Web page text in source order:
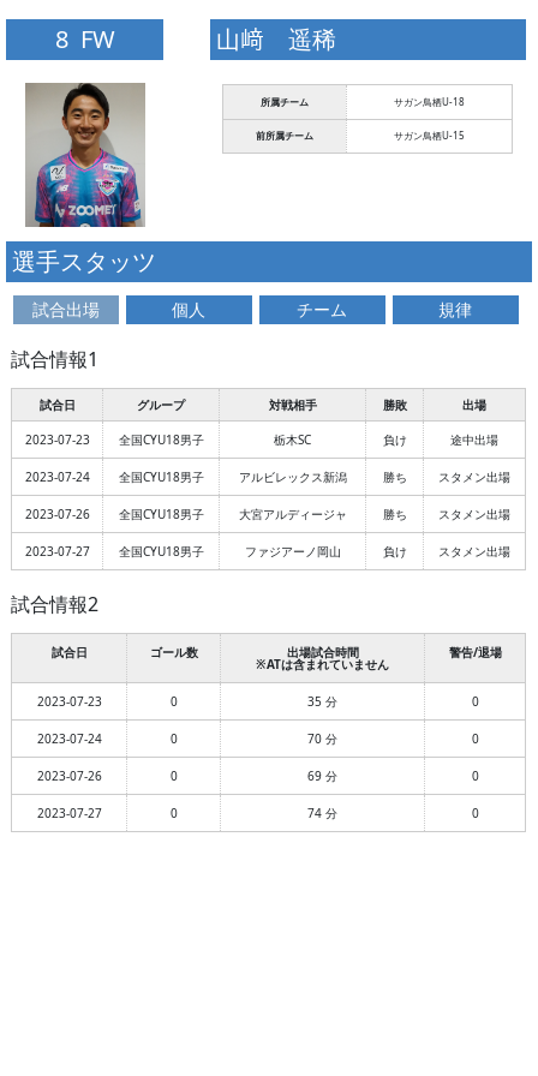
8 FW 山﨑 遥稀
所属チーム サガン鳥栖U-18
前所属チーム サガン鳥栖U-15
選手スタッツ
試合出場 個人 チーム 規律
試合情報1
試合日 グループ 対戦相手 勝敗 出場
2023-07-23 全国CYU18男子 栃木SC 負け 途中出場
2023-07-24 全国CYU18男子 アルビレックス新潟 勝ち スタメン出場
2023-07-26 全国CYU18男子 大宮アルディージャ 勝ち スタメン出場
2023-07-27 全国CYU18男子 ファジアーノ岡山 負け スタメン出場
試合情報2
試合日 ゴール数 出場試合時間
※ATは含まれていません
警告/退場
2023-07-23 0 35 分 0
2023-07-24 0 70 分 0
2023-07-26 0 69 分 0
2023-07-27 0 74 分 0